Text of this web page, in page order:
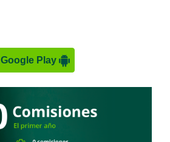
Google Play